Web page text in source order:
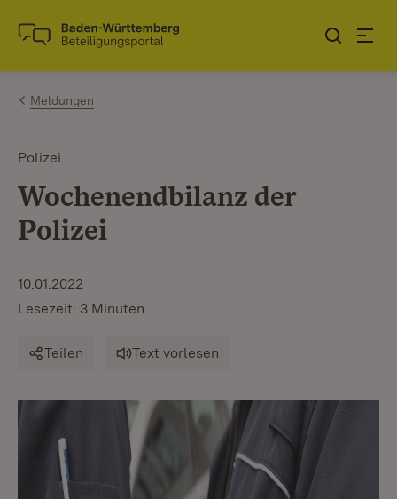
Zum Inhalt springen
Link zur Startseite
Meldungen
Polizei
Wochenendbilanz der
Polizei
10.01.2022
Lesezeit: 3 Minuten
Teilen Text vorlesen